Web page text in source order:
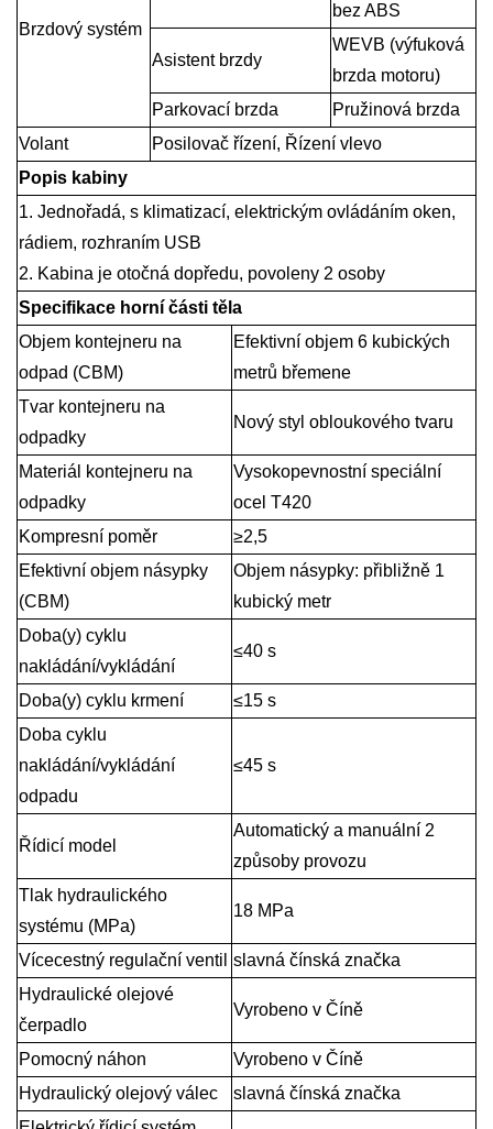
Brzdový systém
bez ABS
Asistent brzdy
WEVB (výfuková
brzda motoru)
Parkovací brzda
Pružinová brzda
Volant
Posilovač řízení, Řízení vlevo
Popis kabiny
1. Jednořadá, s klimatizací, elektrickým ovládáním oken,
rádiem, rozhraním USB
2. Kabina je otočná dopředu, povoleny 2 osoby
Specifikace horní části těla
Objem kontejneru na
odpad (CBM)
Efektivní objem 6 kubických
metrů břemene
Tvar kontejneru na
odpadky
Nový styl obloukového tvaru
Materiál kontejneru na
odpadky
Vysokopevnostní speciální
ocel T420
Kompresní poměr
≥2,5
Efektivní objem násypky
(CBM)
Objem násypky: přibližně 1
kubický metr
Doba(y) cyklu
nakládání/vykládání
≤40 s
Doba(y) cyklu krmení
≤15 s
Doba cyklu
nakládání/vykládání
odpadu
≤45 s
Řídicí model
Automatický a manuální 2
způsoby provozu
Tlak hydraulického
systému (MPa)
18 MPa
Vícecestný regulační ventil slavná čínská značka
Hydraulické olejové
čerpadlo
Vyrobeno v Číně
Pomocný náhon
Vyrobeno v Číně
Hydraulický olejový válec
slavná čínská značka